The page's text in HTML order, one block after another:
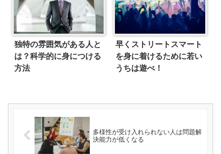
独特の雰囲気がある人と
は？科学的に身につける
方法
早くストリートスマート
を身に着けるために若い
うちは遊べ！
多様性が受け入れられない人は問題解
決能力が低くなる